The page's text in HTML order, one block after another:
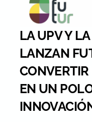
LA UPV Y
LANZAN
EN UN